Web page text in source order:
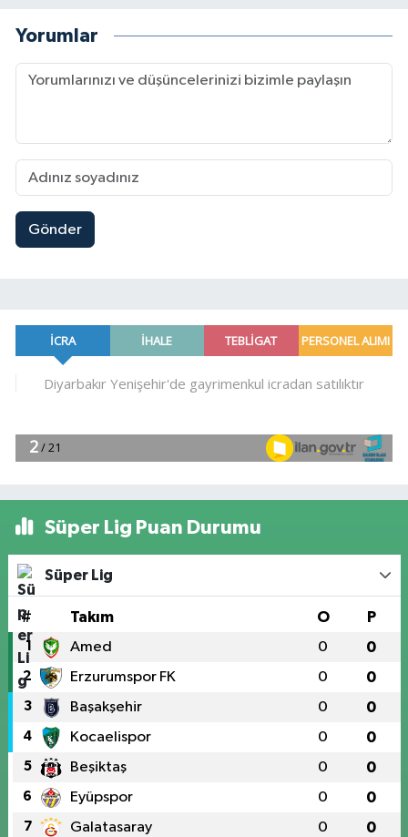
Yorumlar
Gönder
Süper Lig Puan Durumu
Süper Lig
# Takım O P
1 Amed 0 0
2 Erzurumspor FK 0 0
3 Başakşehir 0 0
4 Kocaelispor 0 0
5 Beşiktaş 0 0
6 Eyüpspor 0 0
7 Galatasaray 0 0